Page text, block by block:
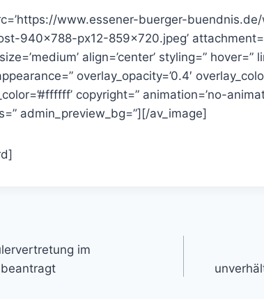
www.essener-buerger-
940×788-px12-859×720.jpeg’
align=’center’ styling=” hover=”
overlay_opacity=’0.4′
copyright=” animation=’no-
admin_preview_bg=”][/av_image]
im